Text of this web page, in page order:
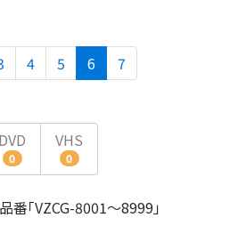
4 5 6(current)
7
DVD
0
VHS
0
番「VZCG-8001〜8999」